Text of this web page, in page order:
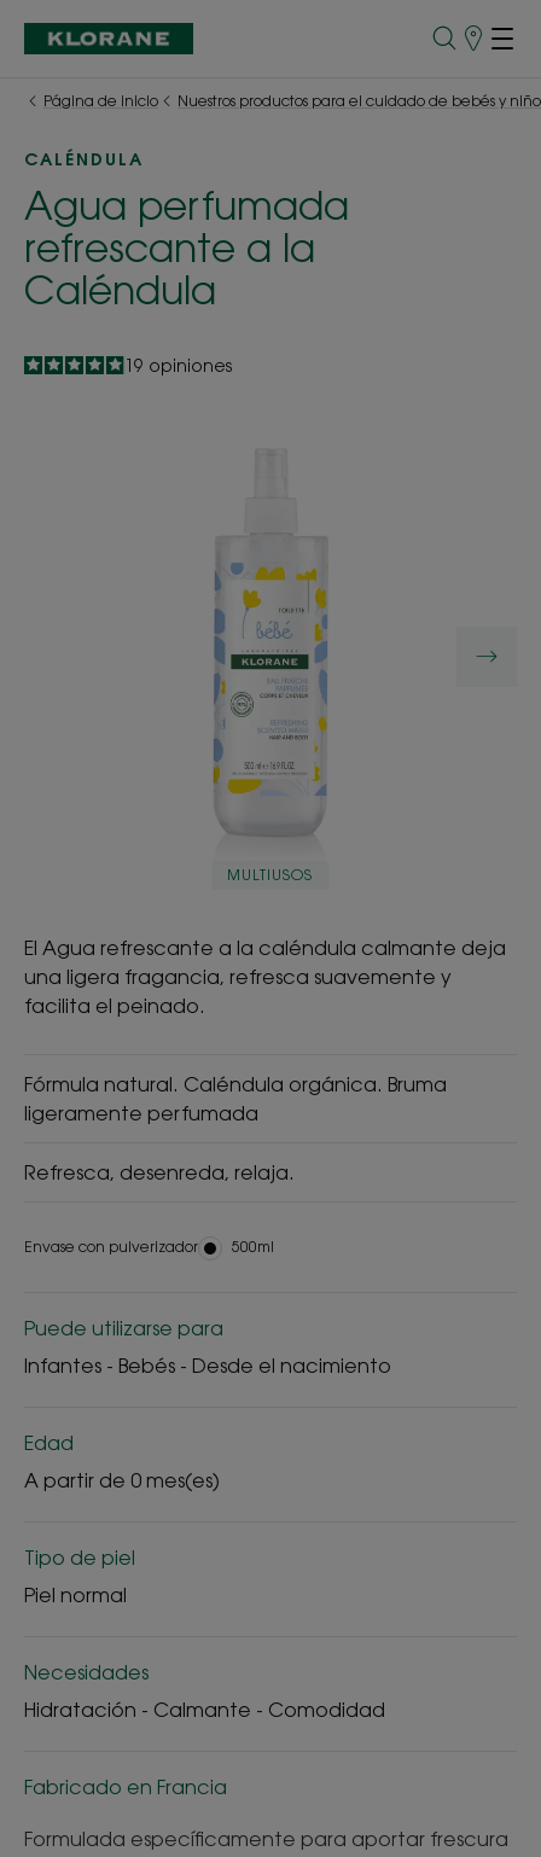
Puntos
Página de inicio
Nuestros productos para el cuidado de bebés y
CALÉNDULA
Agua perfumada
refrescante a la
Caléndula
4.9
/519 opiniones
MULTIUSOS
El Agua refrescante a la caléndula calmante deja
una ligera fragancia, refresca suavemente y
facilita el peinado.
Fórmula natural. Caléndula orgánica. Bruma
ligeramente perfumada
Refresca, desenreda, relaja.
Envase con pulverizador
Envase
500ml
Puede utilizarse para
Infantes - Bebés - Desde el nacimiento
Edad
A partir de 0 mes(es)
Tipo de piel
Piel normal
Necesidades
Hidratación - Calmante - Comodidad
Fabricado en Francia
Formulada específicamente para aportar frescura